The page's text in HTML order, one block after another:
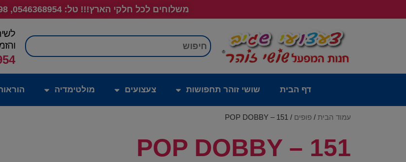
משלוחים לכל חלקי הארץ!!! טל: 0546368954, 035012898
חיפוש
דף הבית שושי זוהר תחפושות צעצועים מולטימדיה
עמוד הבית / פופים / POP DOBBY – 151
POP DOBBY – 151